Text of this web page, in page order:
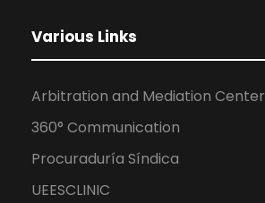
Various Links
Arbitration and Mediation Center
360° Communication
Procuraduría Síndica
UEESCLINIC